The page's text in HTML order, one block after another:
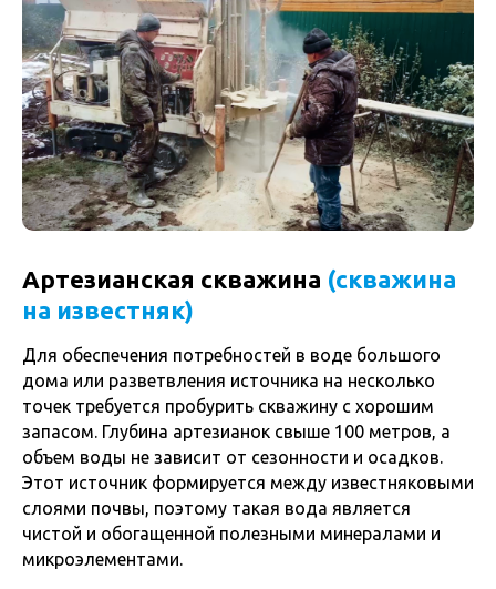
Артезианская скважина (скважина
на известняк)
Для обеспечения потребностей в воде большого
дома или разветвления источника на несколько
точек требуется пробурить скважину с хорошим
запасом. Глубина артезианок свыше 100 метров, а
объем воды не зависит от сезонности и осадков.
Этот источник формируется между известняковыми
слоями почвы, поэтому такая вода является
чистой и обогащенной полезными минералами и
микроэлементами.